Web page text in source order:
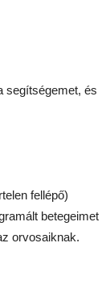
segítségemet, és
fellépő)
betegeimet
orvosaiknak.